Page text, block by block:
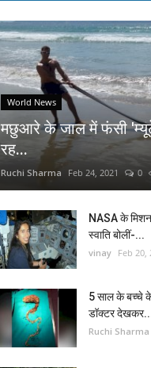
World News
मछुआरे के जाल में फंसी
रह...
Ruchi Sharma Feb 24, 2021 0
NASA के मिशन
स्वाति बोलीं-...
vinay Feb 20,
5 साल के बच्चे
डॉक्टर
Ruchi Sharma